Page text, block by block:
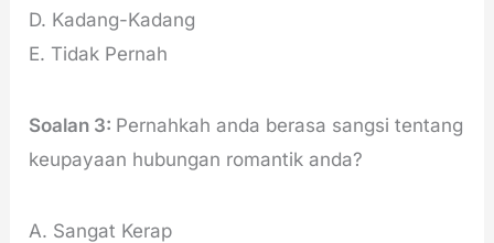
D. Kadang-Kadang
E. Tidak Pernah
Soalan 3: Pernahkah anda berasa sangsi tentang
keupayaan hubungan romantik anda?
A. Sangat Kerap